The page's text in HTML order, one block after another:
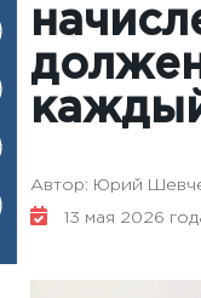
Автор: Юрий
13 мая 2026